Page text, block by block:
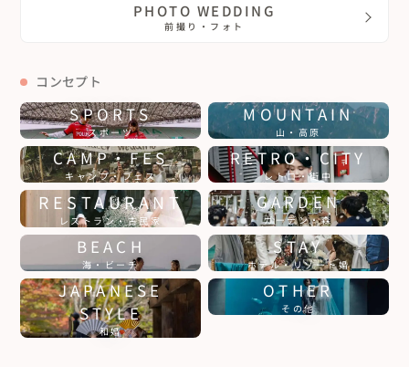
PHOTO WEDDING
前撮り・フォト
コンセプト
SPORTS
スポーツ
MOUNTAIN
山・高原
CAMP・FES
キャンプ・フェス
RETRO・CITY
レトロ・街中
RESTAURANT
レストラン・古民家
GARDEN
ガーデン・森
BEACH
海・ビーチ
STAY
ホテル・リゾート婚
JAPANESE
STYLE
和婚
OTHER
その他